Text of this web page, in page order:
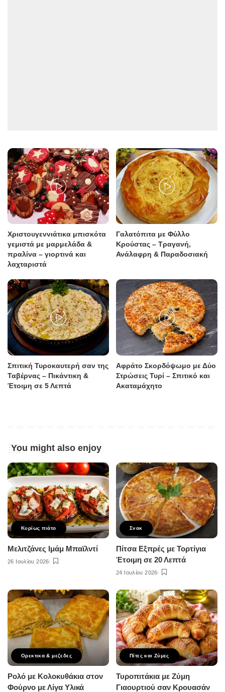
Χριστουγεννιάτικα μπισκότα
γεμιστά με μαρμελάδα &
πραλίνα – γιορτινά και
λαχταριστά
Γαλατόπιτα με Φύλλο
Κρούστας – Τραγανή,
Ανάλαφρη & Παραδοσιακή
Σπιτική Τυροκαυτερή σαν της
Ταβέρνας – Πικάντικη &
Έτοιμη σε 5 Λεπτά
Αφράτο Σκορδόψωμο με Δύο
Στρώσεις Τυρί – Σπιτικό και
Ακαταμάχητο
You might also enjoy
Κυρίως πιάτο
Μελιτζάνες Ιμάμ Μπαϊλντί
26 Ιουλίου 2026
Σνακ
Πίτσα Εξπρές με Τορτίγια
Έτοιμη σε 20 Λεπτά
24 Ιουλίου 2026
Ορεκτικα & μεζεδες
Ρολό με Κολοκυθάκια στον
Φούρνο με Λίγα Υλικά
Πίτες και Ζύμες
Τυροπιτάκια με Ζύμη
Γιαουρτιού σαν Κρουασάν